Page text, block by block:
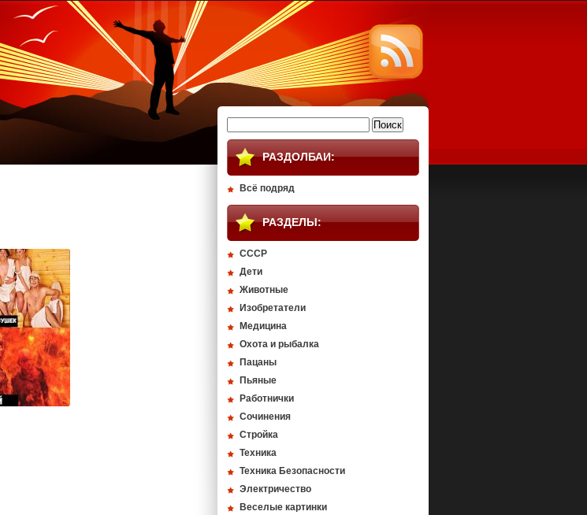
РАЗДОЛБАИ:
Всё подряд
РАЗДЕЛЫ:
СССР
Дети
Животные
Изобретатели
Медицина
Охота и рыбалка
Пацаны
Пьяные
Работнички
Сочинения
Стройка
Техника
Техника Безопасности
Электричество
Веселые картинки